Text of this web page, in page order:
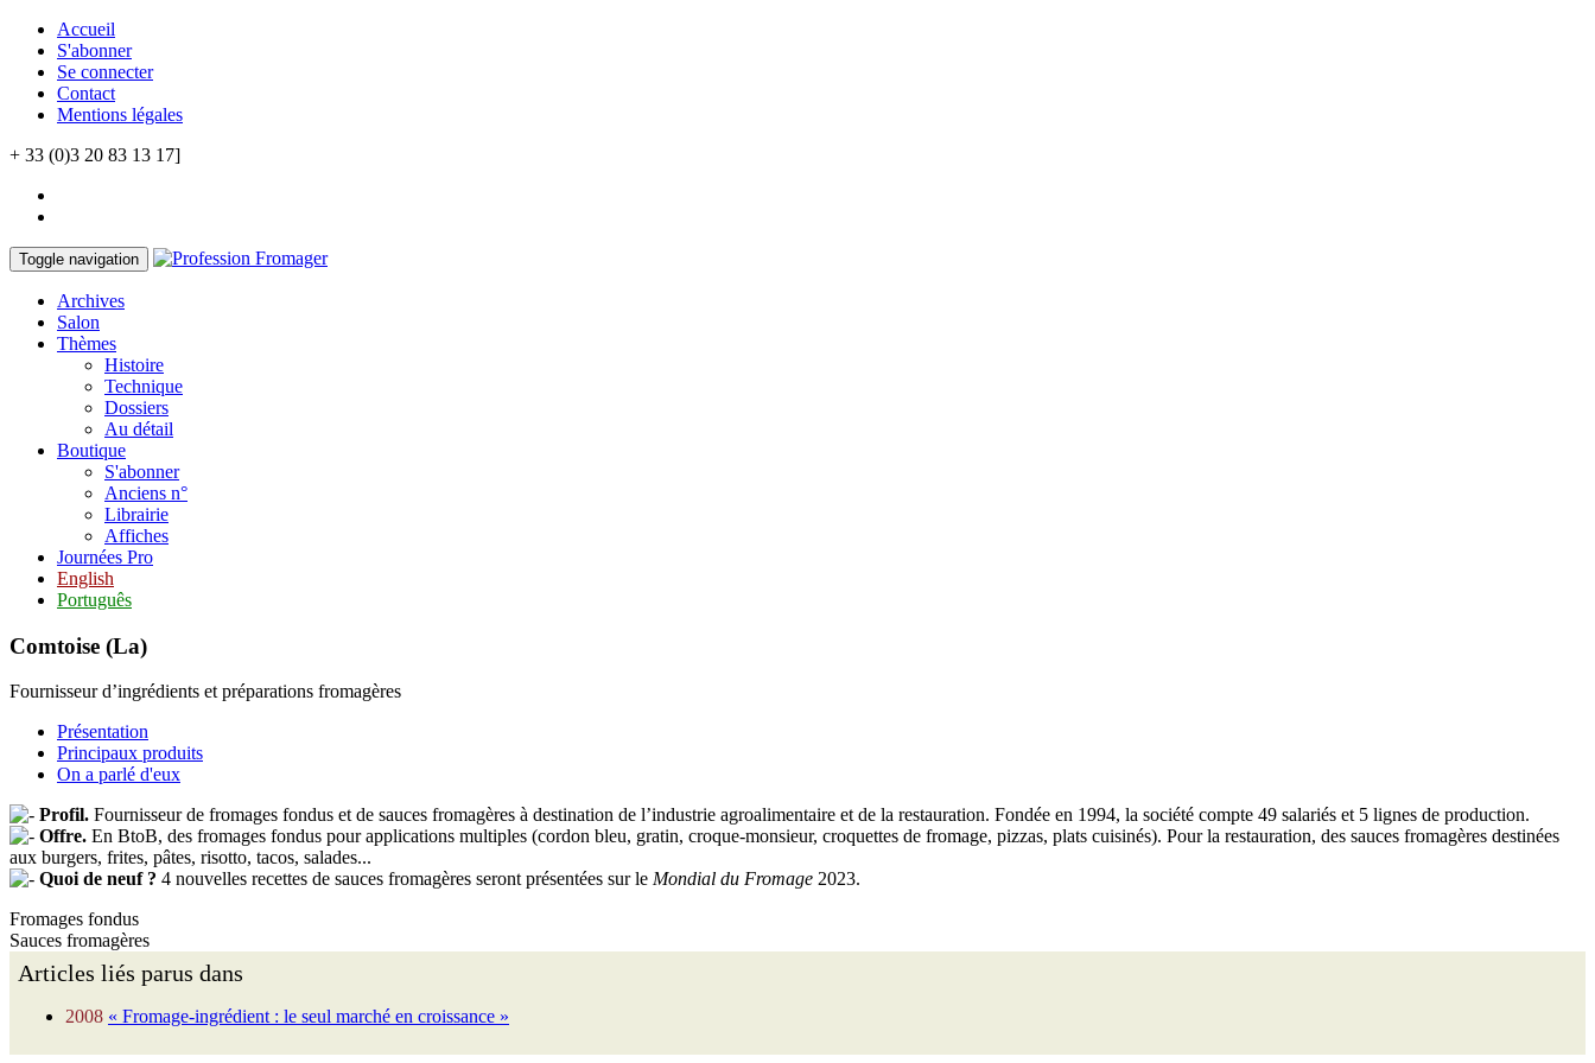
Accueil
S'abonner
Se connecter
Contact
Mentions légales
+ 33 (0)3 20 83 13 17]
Toggle navigation
Archives
Salon
Thèmes
Histoire
Technique
Dossiers
Au détail
Boutique
S'abonner
Anciens n°
Librairie
Affiches
Journées Pro
English
Português
Comtoise (La)
Fournisseur d’ingrédients et préparations fromagères
Présentation
Principaux produits
On a parlé d'eux
Profil. Fournisseur de fromages fondus et de sauces fromagères à destination de l’industrie agroalimentaire et de la restauration. Fondée en 1994, la société compte 49 salariés et 5 lignes de production.
Offre. En BtoB, des fromages fondus pour applications multiples (cordon bleu, gratin, croque-monsieur, croquettes de fromage, pizzas, plats cuisinés). Pour la restauration, des sauces fromagères destinées
aux burgers, frites, pâtes, risotto, tacos, salades...
Quoi de neuf ? 4 nouvelles recettes de sauces fromagères seront présentées sur le Mondial du Fromage 2023.
Fromages fondus
Sauces fromagères
Articles liés parus dans
2008 « Fromage-ingrédient : le seul marché en croissance »